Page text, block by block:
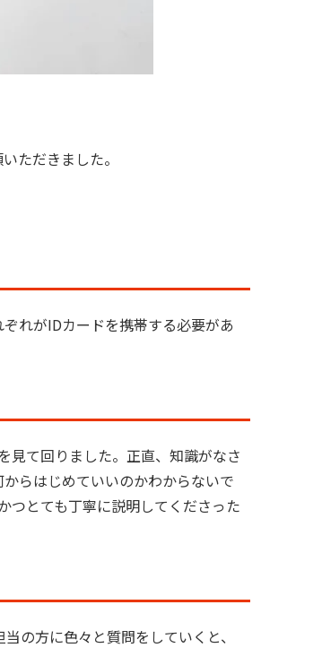
ただきました。
れがIDカードを携帯する必要があ
見て回りました。正直、知識がなさ
らはじめていいのかわからないで
つとても丁寧に説明してくださった
の方に色々と質問をしていくと、